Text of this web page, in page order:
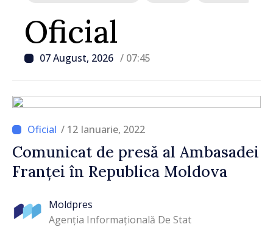
Oficial
07 August, 2026 / 07:45
/ 12 Ianuarie, 2022
Comunicat de presă al Ambasadei
Franței în Republica Moldova
Moldpres
Agenția Informațională De Stat